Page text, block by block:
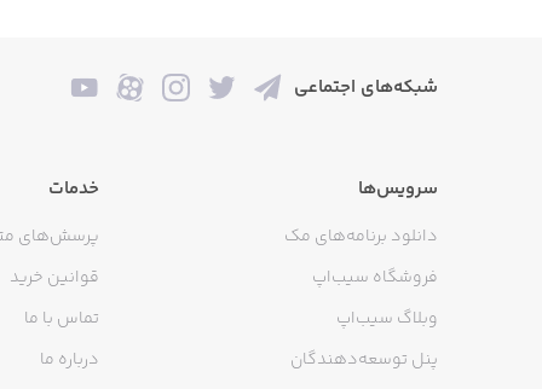
شبکه‌های اجتماعی
سرویس‌ها
دانلود برنامه‌های مک
فروشگاه سیب‌اپ
وبلاگ سیب‌اپ
پنل توسعه‌دهندگان
خدمات
پرسش‌های
قوانین خرید
تماس با ما
درباره ما